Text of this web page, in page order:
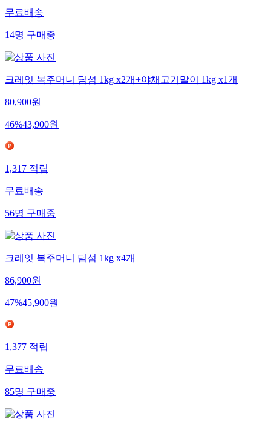
무료배송
14명구매중
크레잇 복주머니 딤섬 1kg x2개+야채고기말이 1kg x1개
80,900원
46%43,900원
1,317적립
무료배송
56명구매중
크레잇 복주머니 딤섬 1kg x4개
86,900원
47%45,900원
1,377적립
무료배송
85명구매중